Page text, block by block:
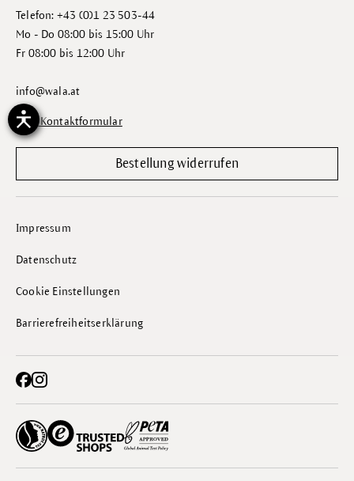
Telefon: +43 (0)1 23 503-44
Mo - Do 08:00 bis 15:00 Uhr
Fr 08:00 bis 12:00 Uhr
info@wala.at
Zum Kontaktformular
Bestellung widerrufen
Impressum
Datenschutz
Cookie Einstellungen
Barrierefreiheitserklärung